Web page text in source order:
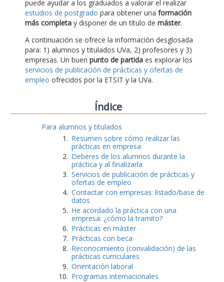
puede ayudar a los graduados a valorar el realizar
estudios de postgrado para obtener una formación
más completa y disponer de un título de máster.
A continuación se ofrece la información desglosada
para: 1) alumnos y titulados UVa, 2) profesores y 3)
empresas. Un buen punto de partida es explorar los
servicios de publicación de prácticas y ofertas de
empleo ofrecidos por la ETSIT y la UVa.
Índice
Para alumnos y titulados
Resumen sobre cómo realizar las
prácticas en empresa
Deberes de los alumnos durante la
práctica y al finalizarla
Servicios de publicación de prácticas y
ofertas de empleo
Contactar con empresas: listado/base de
datos
He acordado la práctica con una
empresa: ¿cómo la tramito?
Prácticas en máster
Prácticas con beca
Reconocimiento (convalidación) de las
prácticas curriculares
Orientación laboral
Programas internacionales